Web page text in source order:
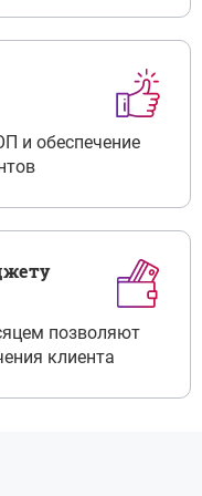
и обеспечение
позволяют
клиента